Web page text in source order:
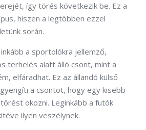
így törés következik be. Ez a
hiszen a legtöbben ezzel
során.
a sportolókra jellemző,
terhelés alatt álló csont, mint a
elfáradhat. Ez az állandó külső
a csontot, hogy egy kisebb
okozni. Leginkább a futók
ilyen veszélynek.